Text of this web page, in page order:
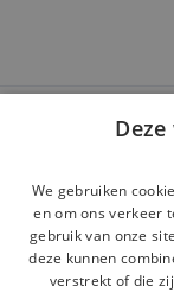
Veilige betaling:
We gebruiken
en om ons verkeer
gebruik van onze
deze kunnen
verstrekt of die